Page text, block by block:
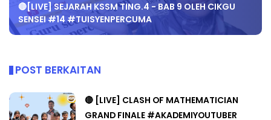
🔴[LIVE] SEJARAH KSSM TING.4 - BAB 9 OLEH CIKGU
SENSEI #14 #TUISYENPERCUMA
POST BERKAITAN
🔴 [LIVE] CLASH OF MATHEMATICIAN
GRAND FINALE #AKADEMIYOUTUBER